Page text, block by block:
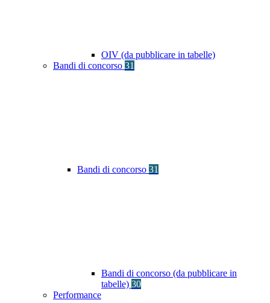
OIV (da pubblicare in tabelle)
Bandi di concorso 31
Bandi di concorso 31
Bandi di concorso (da pubblicare in
tabelle) 30
Performance